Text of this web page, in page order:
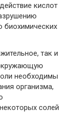
кислот
так и
необходимы
организма,
солей